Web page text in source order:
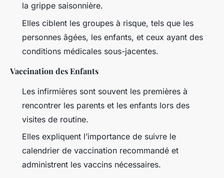
la grippe saisonnière.
Elles ciblent les groupes à risque, tels que les
personnes âgées, les enfants, et ceux ayant des
conditions médicales sous-jacentes.
Vaccination des Enfants
Les infirmières sont souvent les premières à
rencontrer les parents et les enfants lors des
visites de routine.
Elles expliquent l’importance de suivre le
calendrier de vaccination recommandé et
administrent les vaccins nécessaires.